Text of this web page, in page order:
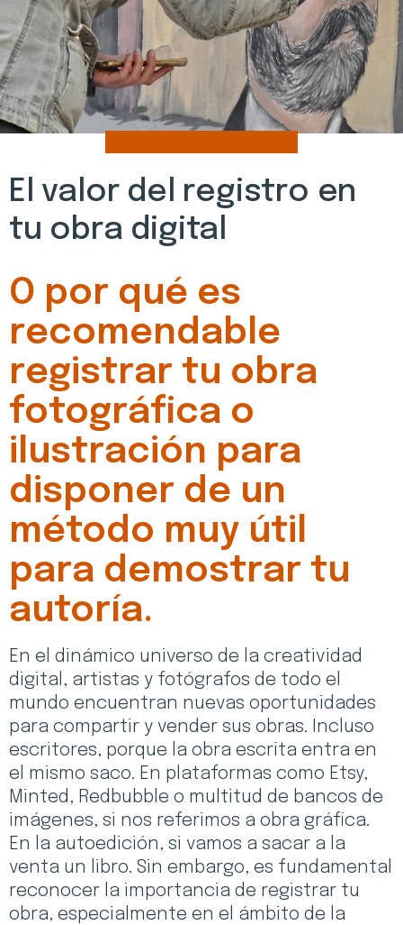
El valor del registro en
tu obra digital
O por qué es
recomendable
registrar tu obra
fotográfica o
ilustración para
disponer de un
método muy útil
para demostrar tu
autoría.
En el dinámico universo de la creatividad
digital, artistas y fotógrafos de todo el
mundo encuentran nuevas oportunidades
para compartir y vender sus obras. Incluso
escritores, porque la obra escrita entra en
el mismo saco. En plataformas como Etsy,
Minted, Redbubble o multitud de bancos de
imágenes, si nos referimos a obra gráfica.
En la autoedición, si vamos a sacar a la
venta un libro. Sin embargo, es fundamental
reconocer la importancia de registrar tu
obra, especialmente en el ámbito de la